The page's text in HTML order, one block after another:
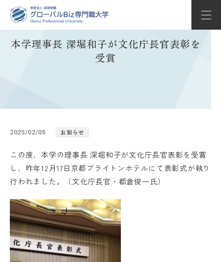
学部学科紹介
Globizについて
オープンキャンパス
本学理事長 深堀和子が文化庁長官表彰を
受賞
2025/02/05 お知らせ
この度、本学の理事長 深堀和子が文化庁長官表彰を受賞
し、昨年12月17日京都ブライトンホテルにて表彰式が執り
行われました。（文化庁長官・都倉俊一氏）